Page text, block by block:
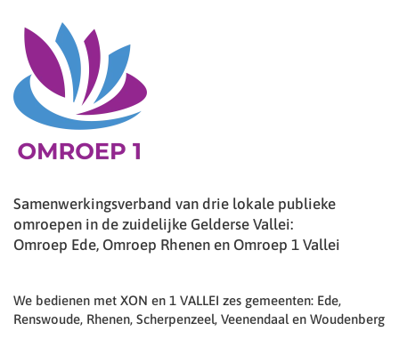
Samenwerkingsverband van drie lokale publieke
omroepen in de zuidelijke Gelderse Vallei:
Omroep Ede, Omroep Rhenen en Omroep 1 Vallei
We bedienen met XON en 1 VALLEI zes gemeenten: Ede,
Renswoude, Rhenen, Scherpenzeel, Veenendaal en Woudenberg